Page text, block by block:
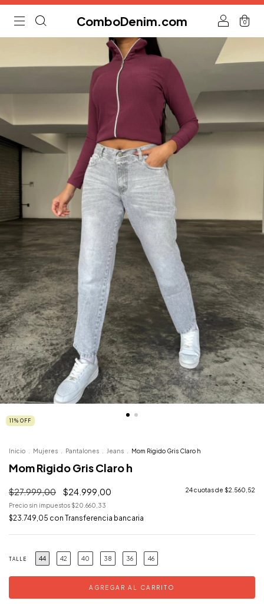
ComboDenim.com 0
11 % OFF
Inicio Mujeres Pantalones Jeans Mom Rigido Gris Claro h
Mom Rigido Gris Claro h
$27.999,00 $24.999,00 24cuotas de $2.560,52
Precio sin impuestos $20.660,33
$23.749,05 con Transferencia bancaria
TALLE 44 42 40 38 36 46